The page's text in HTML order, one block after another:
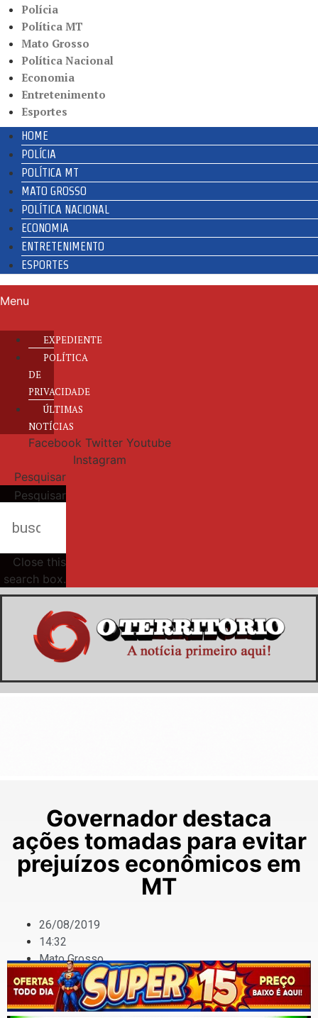
Polícia
Política MT
Mato Grosso
Política Nacional
Economia
Entretenimento
Esportes
HOME
POLÍCIA
POLÍTICA MT
MATO GROSSO
POLÍTICA NACIONAL
ECONOMIA
ENTRETENIMENTO
ESPORTES
Menu
EXPEDIENTE
POLÍTICA
DE
PRIVACIDADE
ÚLTIMAS
NOTÍCIAS
Facebook Twitter Youtube
Instagram
Pesquisar
Pesquisar
Close this
search box.
Governador destaca
ações tomadas para evitar
prejuízos econômicos em
MT
26/08/2019
14:32
Mato Grosso